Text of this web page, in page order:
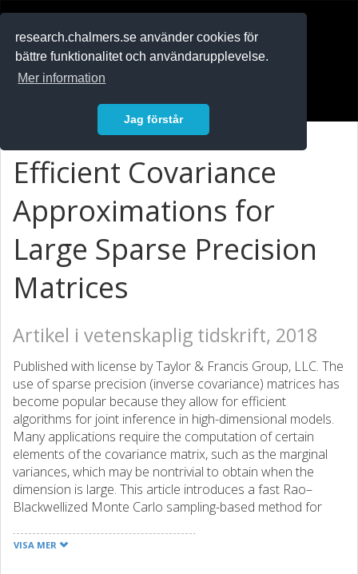
research.chalmers.se använder cookies för
bättre funktionalitet och användarupplevelse.
Mer information
Jag förstår
Efficient Covariance
Approximations for
Large Sparse Precision
Matrices
Artikel i vetenskaplig tidskrift, 2018
Published with license by Taylor & Francis Group, LLC. The
use of sparse precision (inverse covariance) matrices has
become popular because they allow for efficient
algorithms for joint inference in high-dimensional models.
Many applications require the computation of certain
elements of the covariance matrix, such as the marginal
variances, which may be nontrivial to obtain when the
dimension is large. This article introduces a fast Rao–
Blackwellized Monte Carlo sampling-based method for
covariance matrix. The variance and confidence bounds of
VISA MER